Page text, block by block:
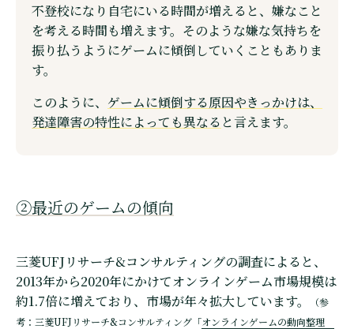
不登校になり自宅にいる時間が増えると、嫌なこと
を考える時間も増えます。そのような嫌な気持ちを
振り払うようにゲームに傾倒していくこともありま
す。
このように、 ゲームに傾倒する原因やきっかけは、
発達障害の特性によっても異なる と言えます。
②最近のゲームの傾向
三菱UFJリサーチ&コンサルティングの調査によると、
2013年から2020年にかけてオンラインゲーム市場規模は
約1.7倍に増えており、市場が年々拡大しています。
（参
考：三菱UFJリサーチ&コンサルティング「オンラインゲームの動向整理